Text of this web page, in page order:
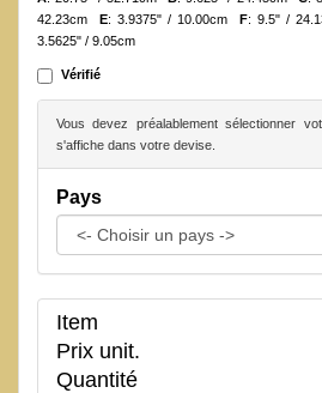
42.23cm E: 3.9375" / 10.00cm F: 9.5" /
3.5625" / 9.05cm
Vérifié
Vous devez préalablement sélectionner
s'affiche dans votre devise.
Pays
Item
Prix unit.
Quantité